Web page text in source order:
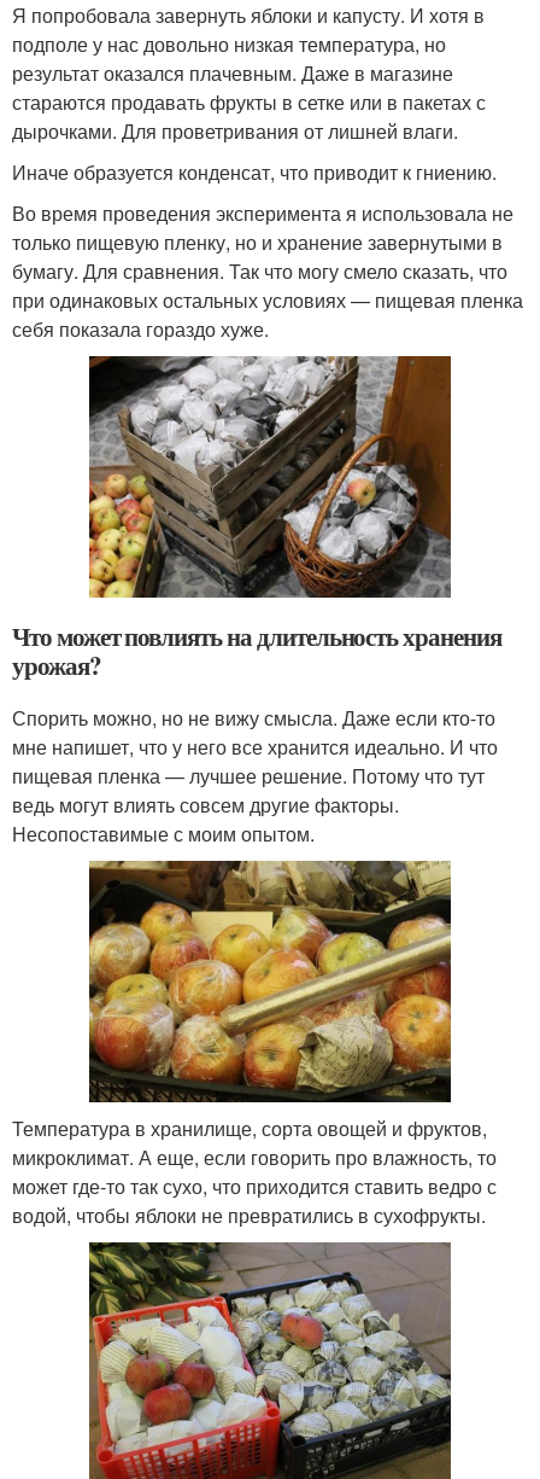
Я попробовала завернуть яблоки и капусту. И хотя в
подполе у нас довольно низкая температура, но
результат оказался плачевным. Даже в магазине
стараются продавать фрукты в сетке или в пакетах с
дырочками. Для проветривания от лишней влаги.
Иначе образуется конденсат, что приводит к гниению.
Во время проведения эксперимента я использовала не
только пищевую пленку, но и хранение завернутыми в
бумагу. Для сравнения. Так что могу смело сказать, что
при одинаковых остальных условиях — пищевая пленка
себя показала гораздо хуже.
Что может повлиять на длительность хранения
урожая?
Спорить можно, но не вижу смысла. Даже если кто-то
мне напишет, что у него все хранится идеально. И что
пищевая пленка — лучшее решение. Потому что тут
ведь могут влиять совсем другие факторы.
Несопоставимые с моим опытом.
Температура в хранилище, сорта овощей и фруктов,
микроклимат. А еще, если говорить про влажность, то
может где-то так сухо, что приходится ставить ведро с
водой, чтобы яблоки не превратились в сухофрукты.